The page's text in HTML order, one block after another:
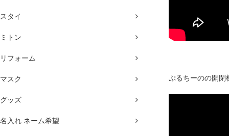
スタイ
ミトン
リフォーム
マスク
グッズ
名入れ ネーム希望
ぷるちーのの開閉